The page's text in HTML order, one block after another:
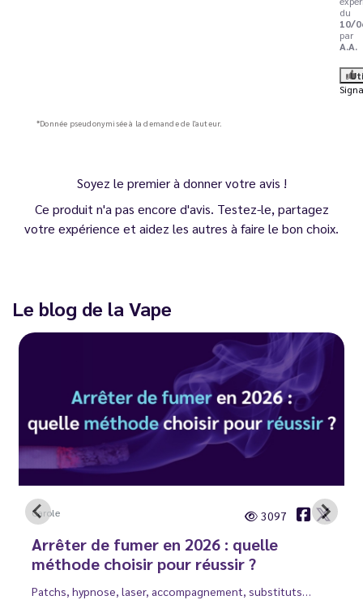
du
10/
par
A.A.
*Donnée pseudonymisée à la demande de l'auteur.
Soyez le premier à donner votre avis !
Ce produit n'a pas encore d'avis. Testez-le, partagez
votre expérience et aidez les autres à faire le bon choix.
Le blog de la Vape
Carole 3097
Arrêter de fumer en 2026 : quelle
méthode choisir pour réussir ?
Patchs, hypnose, laser, accompagnement, substituts…